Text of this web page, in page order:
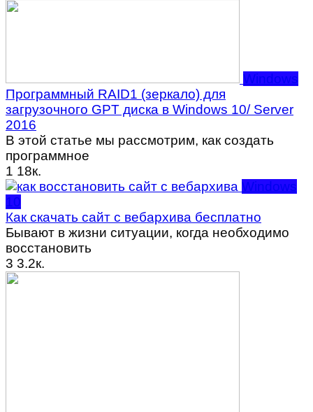
Windows
Программный RAID1 (зеркало) для
загрузочного GPT диска в Windows 10/ Server
2016
В этой статье мы рассмотрим, как создать
программное
1 18к.
Windows
10
Как скачать сайт с вебархива бесплатно
Бывают в жизни ситуации, когда необходимо
восстановить
3 3.2к.